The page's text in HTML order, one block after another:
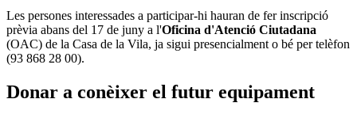
Les persones interessades a participar-hi hauran de fer inscripció
prèvia abans del 17 de juny a l'Oficina d'Atenció Ciutadana
(OAC) de la Casa de la Vila, ja sigui presencialment o bé per telèfon
(93 868 28 00).
Donar a conèixer el futur equipament